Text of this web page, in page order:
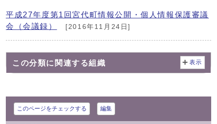
平成27年度第1回宮代町情報公開・個人情報保護審議
会（会議録）
[2016年11月24日]
この分類に関連する組織 表示
このページをチェックする 編集